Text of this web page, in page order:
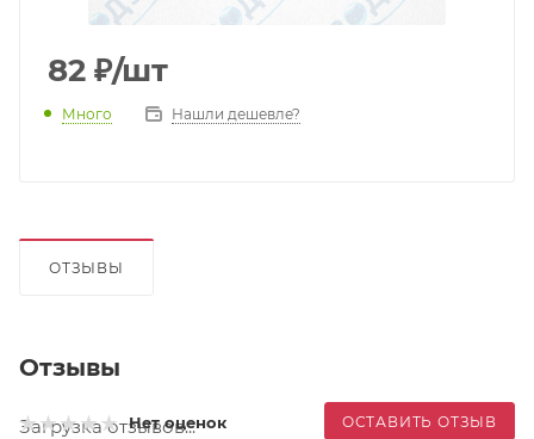
82 ₽/шт
Много Нашли дешевле?
ОТЗЫВЫ
Отзывы
Нет оценок ОСТАВИТЬ ОТЗЫВ
Загрузка отзывов...